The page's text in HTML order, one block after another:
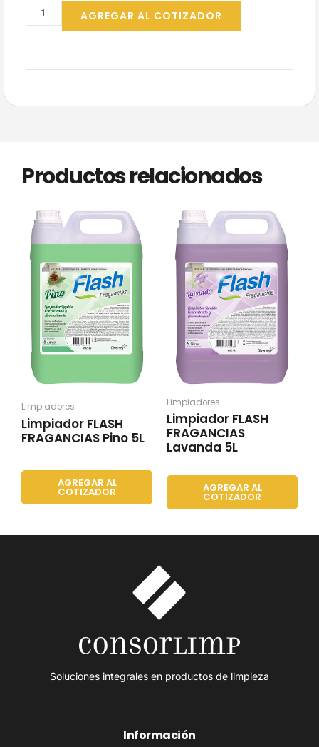
Lustrador
Diversey
cantidad
AGREGAR AL COTIZADOR
Productos relacionados
Limpiadores
Limpiador FLASH
FRAGANCIAS Pino 5L
AGREGAR AL
COTIZADOR
Limpiadores
Limpiador FLASH
FRAGANCIAS
Lavanda 5L
AGREGAR AL
COTIZADOR
Soluciones integrales en productos de limpieza
Información